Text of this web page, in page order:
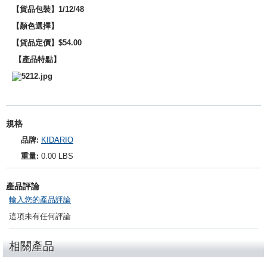
【貨品包裝】1/12/48
【顏色選擇】
【貨品定價】$54.00
【產品特點】
規格
品牌: KIDARIO
重量: 0.00 LBS
產品評論
輸入您的產品評論
這項未有任何評論
相關產品